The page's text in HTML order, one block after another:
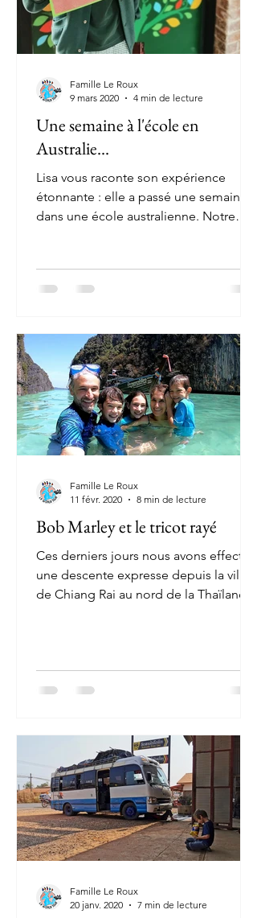
Une semaine à l'école en
Australie...
Lisa vous raconte son expérience
étonnante : elle a passé une semaine
dans une école australienne. Notre
Famille Le Roux
9 mars 2020
4 min de lecture
Bob Marley et le tricot rayé
Ces derniers jours nous avons effectué
une descente expresse depuis la ville
de Chiang Rai au nord de la Thaïlande
Famille Le Roux
11 févr. 2020
8 min de lecture
Famille Le Roux
20 janv. 2020
7 min de lecture